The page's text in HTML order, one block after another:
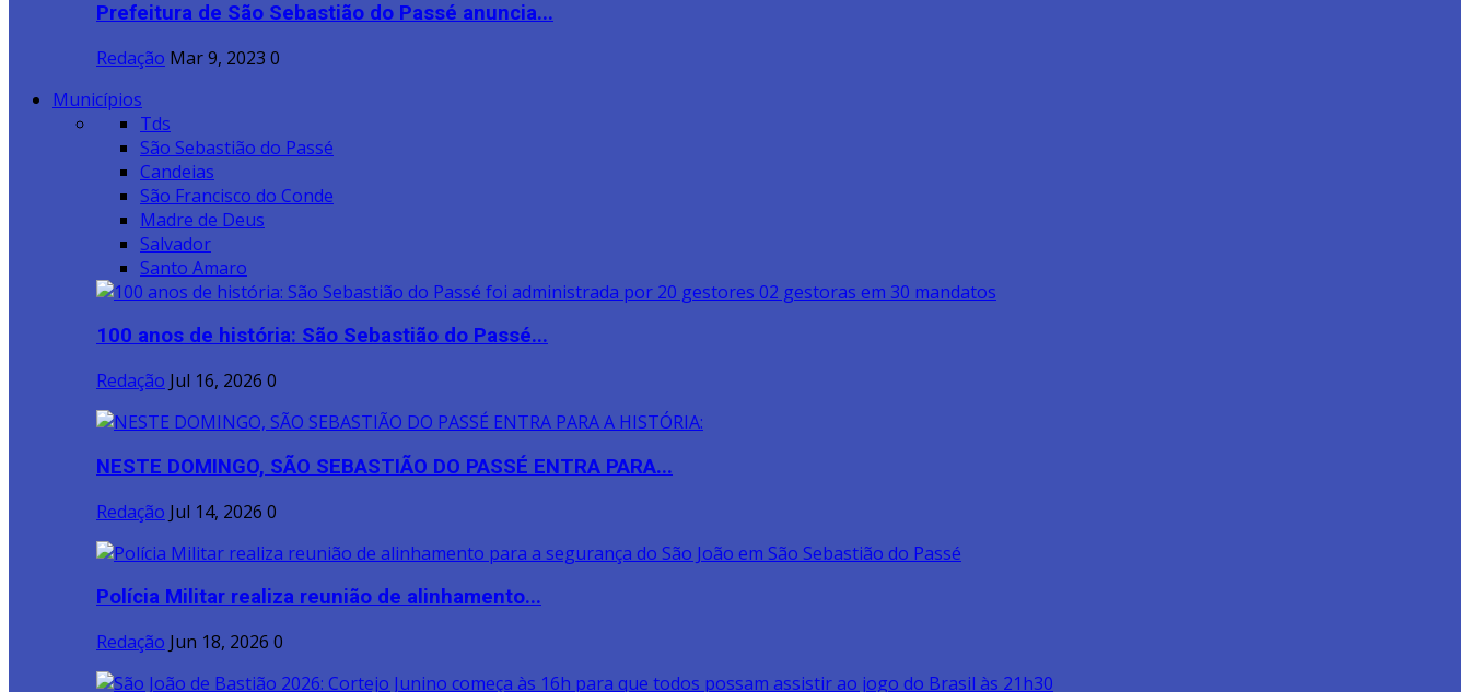
Prefeitura de São Sebastião do Passé anuncia...
Redação Mar 9, 2023 0
Municípios
Tds
São Sebastião do Passé
Candeias
São Francisco do Conde
Madre de Deus
Salvador
Santo Amaro
100 anos de história: São Sebastião do Passé...
Redação Jul 16, 2026 0
NESTE DOMINGO, SÃO SEBASTIÃO DO PASSÉ ENTRA PARA...
Redação Jul 14, 2026 0
Polícia Militar realiza reunião de alinhamento...
Redação Jun 18, 2026 0